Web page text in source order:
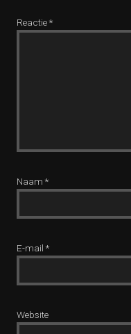
Reactie*
Naam *
E-mail *
Website